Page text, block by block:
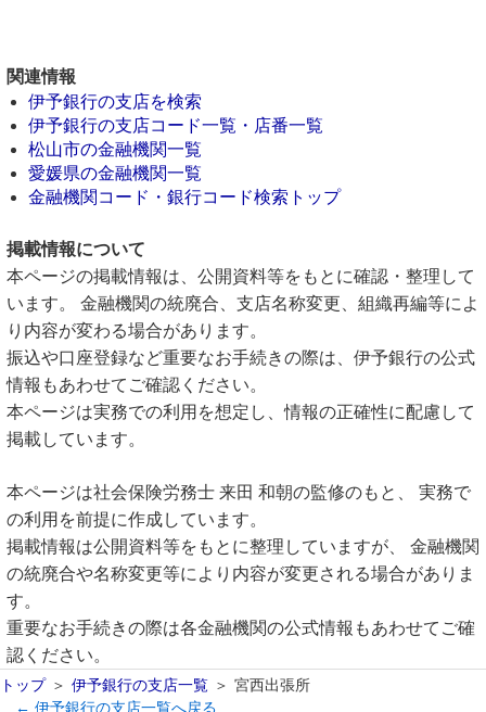
関連情報
伊予銀行の支店を検索
伊予銀行の支店コード一覧・店番一覧
松山市の金融機関一覧
愛媛県の金融機関一覧
金融機関コード・銀行コード検索トップ
掲載情報について
本ページの掲載情報は、公開資料等をもとに確認・整理して
います。 金融機関の統廃合、支店名称変更、組織再編等によ
り内容が変わる場合があります。
振込や口座登録など重要なお手続きの際は、伊予銀行の公式
情報もあわせてご確認ください。
本ページは実務での利用を想定し、情報の正確性に配慮して
掲載しています。
本ページは社会保険労務士 来田 和朝の監修のもと、 実務で
の利用を前提に作成しています。
掲載情報は公開資料等をもとに整理していますが、 金融機関
の統廃合や名称変更等により内容が変更される場合がありま
す。
重要なお手続きの際は各金融機関の公式情報もあわせてご確
認ください。
トップ 伊予銀行の支店一覧
宮西出張所
← 伊予銀行の支店一覧へ戻る